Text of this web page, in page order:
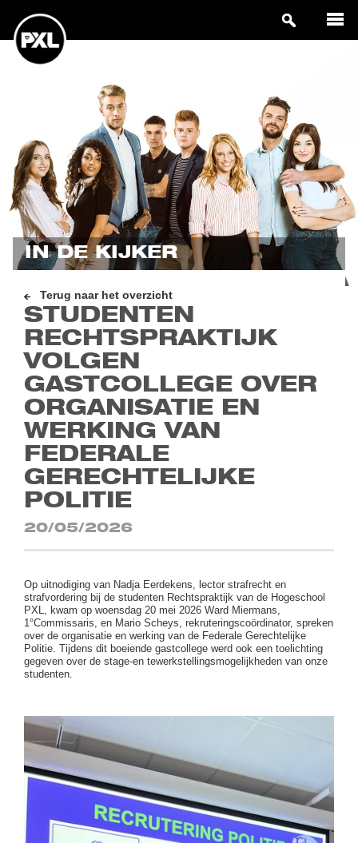
IN DE KIJKER
Terug naar het overzicht
STUDENTEN
RECHTSPRAKTIJK
VOLGEN
GASTCOLLEGE OVER
ORGANISATIE EN
WERKING VAN
FEDERALE
GERECHTELIJKE
POLITIE
20/05/2026
Op uitnodiging van Nadja Eerdekens, lector strafrecht en
strafvordering bij de studenten Rechtspraktijk van de Hogeschool
PXL, kwam op woensdag 20 mei 2026 Ward Miermans,
1°Commissaris, en Mario Scheys, rekruteringscoördinator, spreken
over de organisatie en werking van de Federale Gerechtelijke
Politie. Tijdens dit boeiende gastcollege werd ook een toelichting
gegeven over de stage-en tewerkstellingsmogelijkheden van onze
studenten.